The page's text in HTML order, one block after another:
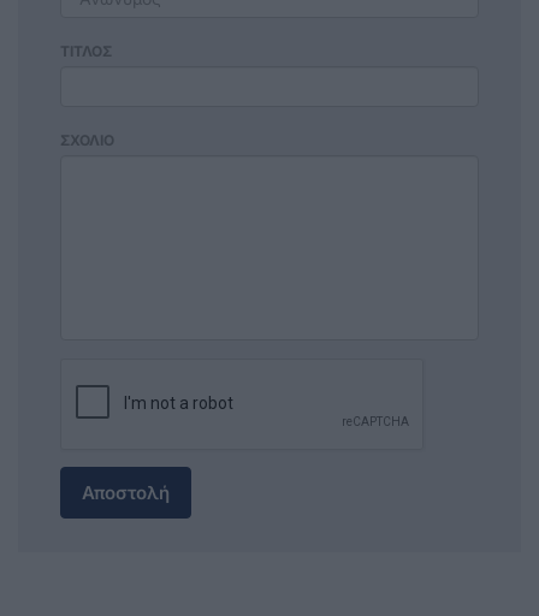
ΤΙΤΛΟΣ
ΣΧΟΛΙΟ
Αποστολή